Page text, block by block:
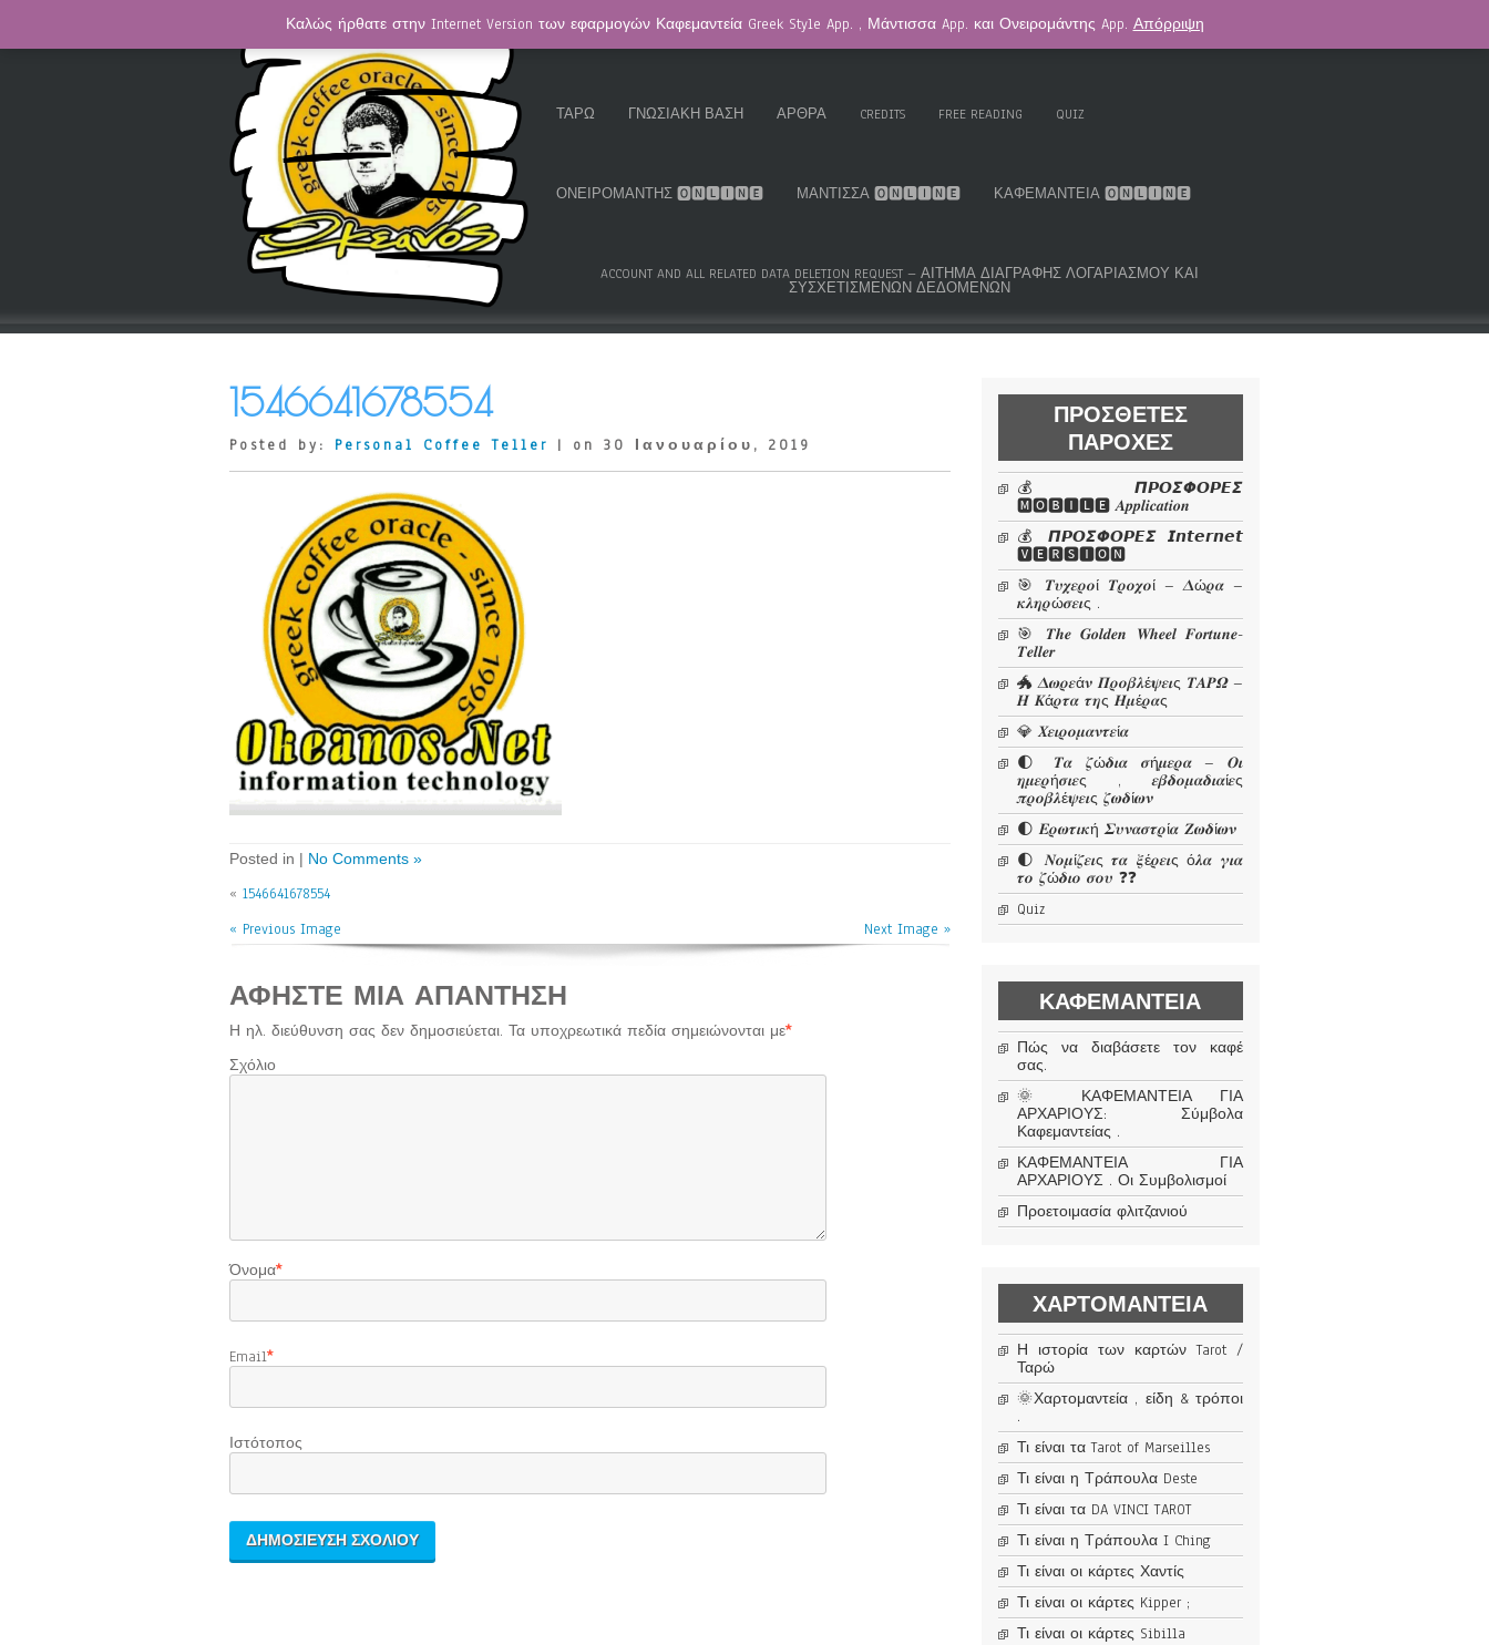
HOMEPAGE / ΚΑΦΕΜΑΝΤΕΊΑ GREEK ROMA GYPSY CARDS™ K.S. KOUK ORACLE DECK ΑΣΤΡΟΛΟΓΊΑ
ΤΑΡΏ ΓΝΩΣΙΑΚΉ ΒΆΣΗ ΆΡΘΡΑ CREDITS FREE READING QUIZ
ΟΝΕΙΡΟΜΆΝΤΗΣ 🅾🅽🅻🅸🅽🅴 ΜΆΝΤΙΣΣΑ 🅾🅽🅻🅸🅽🅴 ΚΑΦΕΜΑΝΤΕΊΑ 🅾🅽🅻🅸🅽🅴
ACCOUNT AND ALL RELATED DATA DELETION REQUEST – ΑΊΤΗΜΑ ΔΙΑΓΡΑΦΉΣ ΛΟΓΑΡΙΑΣΜΟΎ ΚΑΙ
ΣΥΣΧΕΤΙΣΜΈΝΩΝ ΔΕΔΟΜΈΝΩΝ
1546641678554
Posted by: Personal Coffee Teller | on 30 Ιανουαρίου, 2019
Posted in | No Comments »
« 1546641678554
« Previous Image
Next Image »
ΑΦΉΣΤΕ ΜΙΑ ΑΠΆΝΤΗΣΗ
Η ηλ. διεύθυνση σας δεν δημοσιεύεται. Τα υποχρεωτικά πεδία σημειώνονται με*
Σχόλιο
Όνομα*
Email*
Ιστότοπος
ΠΡΌΣΘΕΤΕΣ
ΠΑΡΟΧΈΣ
💰 𝞟𝞠𝞞𝞢𝞥𝞞𝞠𝞔𝞢
🅼🅾🅱🅸🅻🅴 𝜜𝒑𝒑𝒍𝒊𝒄𝒂𝒕𝒊𝒐𝒏
💰 𝞟𝞠𝞞𝞢𝞥𝞞𝞠𝞔𝞢 𝙄𝙣𝙩𝙚𝙧𝙣𝙚𝙩
🆅🅴🆁🆂🅸🅾🅽
🎯 𝜯𝝊𝝌𝜺𝝆𝝄ί 𝜯𝝆𝝄𝝌𝝄ί – 𝜟ώ𝝆𝜶 –
𝜿𝝀𝜼𝝆ώ𝝈𝜺𝜾ς .
🎯 𝑻𝒉𝒆 𝑮𝒐𝒍𝒅𝒆𝒏 𝑾𝒉𝒆𝒆𝒍 𝑭𝒐𝒓𝒕𝒖𝒏𝒆-
𝑻𝒆𝒍𝒍𝒆𝒓
🐲 𝜟𝝎𝝆𝜺ά𝝂 𝜫𝝆𝝄𝜷𝝀έ𝝍𝜺𝜾ς 𝜯𝜜𝜬𝜴 –
𝜢 𝜥ά𝝆𝝉𝜶 𝝉𝜼ς 𝜢𝝁έ𝝆𝜶ς
💎 𝜲𝜺𝜾𝝆𝝄𝝁𝜶𝝂𝝉𝜺ί𝜶
🌓 𝜯𝜶 𝜻ώ𝜹𝜾𝜶 𝝈ή𝝁𝜺𝝆𝜶 – 𝜪𝜾
𝜼𝝁𝜺𝝆ή𝝈𝜾𝜺ς , 𝜺𝜷𝜹𝝄𝝁𝜶𝜹𝜾𝜶ί𝜺ς
𝝅𝝆𝝄𝜷𝝀έ𝝍𝜺𝜾ς 𝜻𝝎𝜹ί𝝎𝝂
🌓 𝜠𝝆𝝎𝝉𝜾𝜿ή 𝜮𝝊𝝂𝜶𝝈𝝉𝝆ί𝜶 𝜡𝝎𝜹ί𝝎𝝂
🌓 𝜨𝝄𝝁ί𝜻𝜺𝜾ς 𝝉𝜶 𝝃έ𝝆𝜺𝜾ς ό𝝀𝜶 𝜸𝜾𝜶
𝝉𝝄 𝜻ώ𝜹𝜾𝝄 𝝈𝝄𝝊 ❓❓
Quiz
ΚΑΦΕΜΑΝΤΕΊΑ
Πώς να διαβάσετε τον καφέ
σας.
🌞 ΚΑΦΕΜΑΝΤΕΙΑ ΓΙΑ
ΑΡΧΑΡΙΟΥΣ: Σύμβολα
Καφεμαντείας .
ΚΑΦΕΜΑΝΤΕΙΑ ΓΙΑ
ΑΡΧΑΡΙΟΥΣ . Οι Συμβολισμοί
Προετοιμασία φλιτζανιού
ΧΑΡΤΟΜΑΝΤΕΊΑ
Η ιστορία των καρτών Tarot /
Ταρώ
🌞Χαρτομαντεία , είδη & τρόποι
.
Τι είναι τα Tarot of Marseilles
Τι είναι η Τράπουλα Deste
Τι είναι τα DA VINCI TAROT
Τι είναι η Τράπουλα I Ching
Τι είναι οι κάρτες Χαντίς
Τι είναι οι κάρτες Kipper ;
Τι είναι οι κάρτες Sibilla
Καλώς ήρθατε στην Internet Version των εφαρμογών Καφεμαντεία Greek Style App. , Μάντισσα App. και Ονειρομάντης App. Απόρριψη